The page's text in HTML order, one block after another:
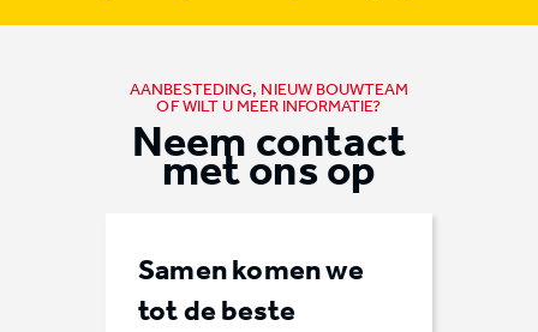
AANBESTEDING, NIEUW BOUWTEAM
OF WILT U MEER INFORMATIE?
Neem contact
met ons op
Samen komen we
tot de beste